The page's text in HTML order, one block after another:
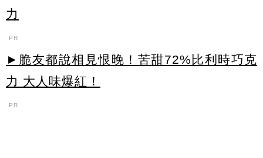
力
PR
►脆友都說相見恨晚！苦甜72%比利時巧克
力 大人味爆紅！
PR